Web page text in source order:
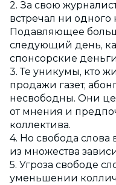
2. За свою
встречал ни
Подавляющее
следующий день,
спонсорские
3. Те уникумы, кто
продажи газет,
несвободны. Они
от мнения и
коллектива.
4. Но свобода слова
из множества
5. Угроза свободе
уменьшении